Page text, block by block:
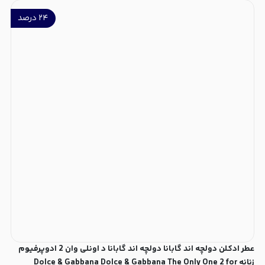
۲۴ درصد
عطر ادکلن دولچه اند گابانا دولچه اند گابانا د اونلی وان 2 ادوپرفیوم